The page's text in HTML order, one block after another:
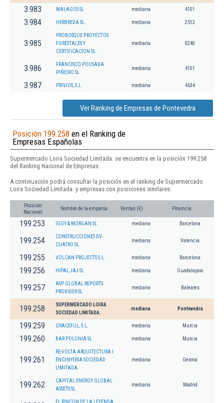
3.983 MALAGOS SL mediana 4101
3.984 HERBREDA SL. mediana 2512
3.985
PROBOSQUE PROYECTOS
FORESTALES Y
CERTIFICACION SL.
mediana 0240
3.986
FRANCISCO POUSADA
PIÑEIRO SL
mediana 4101
3.987 PRIVIOS, S.L. mediana 4634
Ver Ranking de Empresas de Pontevedra
Posición 199.258 en el Ranking de
Empresas Españolas
Supermercado Loira Sociedad Limitada. se encuentra en la posición 199.258
del Ranking Nacional de Empresas.
A continuación podrá consultar la posición en el ranking de Supermercado
Loira Sociedad Limitada. y empresas con posiciones similares:
Posición
Nacional
Nombre de la empresa Ventas (€) Provincia
199.253 IGGY & MORGAN SL. mediana Barcelona
199.254
CONSTRUCCIONES DV-
CUATRO SL
mediana Valencia
199.255 VOLCAN PROJECTS S.L. mediana Barcelona
199.256 HIPAL JAJ SL mediana Guadalajara
199.257
ASP GLOBAL REPORTS
PROVIDER SL
mediana Baleares
199.258
SUPERMERCADO LOIRA
SOCIEDAD LIMITADA.
mediana Pontevedra
199.259 GRACEFUL, S.L. mediana Murcia
199.260 BAR POLONIA SL mediana Murcia
199.261
RE-VOLTA ARQUITECTURA I
ENGINYERIA SOCIEDAD
LIMITADA.
mediana Gerona
199.262
CAPITAL ENERGY GLOBAL
ASSETS SL.
mediana Madrid
EL RINCON DE LA LEYENDA